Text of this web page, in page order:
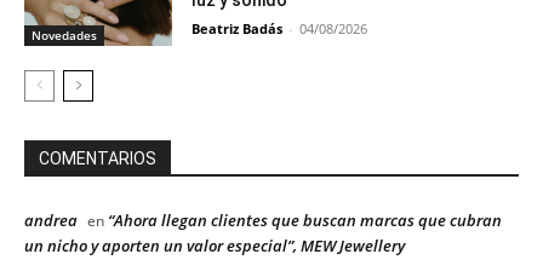
Novedades Beatriz Badás - 04/08/2026
COMENTARIOS
andrea en “Ahora llegan clientes que buscan marcas que cubran
un nicho y aporten un valor especial”, MEW Jewellery